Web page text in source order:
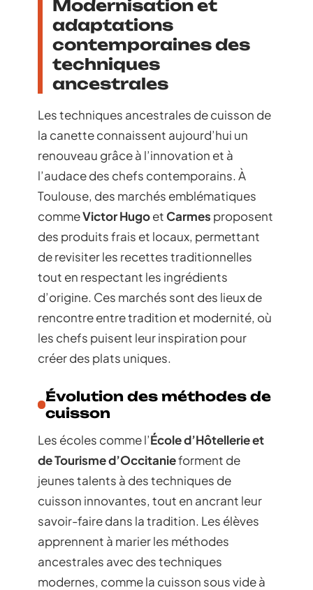
Modernisation et
adaptations
contemporaines des
techniques
ancestrales
Les techniques ancestrales de cuisson de
la canette connaissent aujourd’hui un
renouveau grâce à l’innovation et à
l’audace des chefs contemporains. À
Toulouse, des marchés emblématiques
commeVictor HugoetCarmes proposent
des produits frais et locaux, permettant
de revisiter les recettes traditionnelles
tout en respectant les ingrédients
d’origine. Ces marchés sont des lieux de
rencontre entre tradition et modernité, où
les chefs puisent leur inspiration pour
créer des plats uniques.
Évolution des méthodes de
cuisson
Les écoles comme l’École d’Hôtellerie et
de Tourisme d’Occitanieforment de
jeunes talents à des techniques de
cuisson innovantes, tout en ancrant leur
savoir-faire dans la tradition. Les élèves
apprennent à marier les méthodes
ancestrales avec des techniques
modernes, comme la cuisson sous vide à